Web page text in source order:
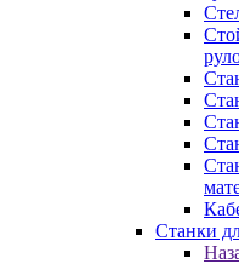
Станки